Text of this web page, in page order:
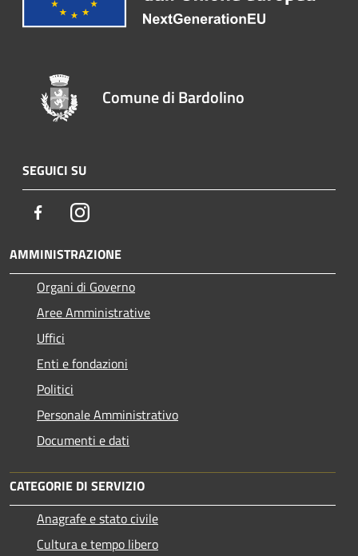
Comune di Bardolino
SEGUICI SU
FacebookInstagram
AMMINISTRAZIONE
Organi di Governo
Aree Amministrative
Uffici
Enti e fondazioni
Politici
Personale Amministrativo
Documenti e dati
CATEGORIE DI SERVIZIO
Anagrafe e stato civile
Cultura e tempo libero